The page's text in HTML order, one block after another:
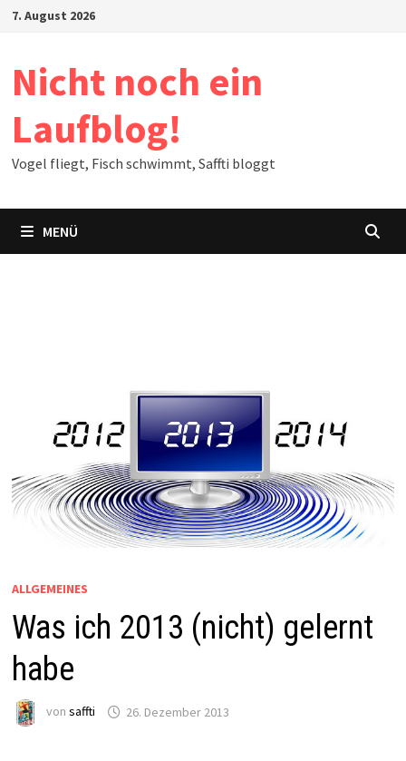
Zum7. August 2026
Nicht noch ein
Laufblog!
Vogel fliegt, Fisch schwimmt, Saffti bloggt
MENÜ
ALLGEMEINES
Was ich 2013 (nicht) gelernt
habe
von saffti 26. Dezember 2013